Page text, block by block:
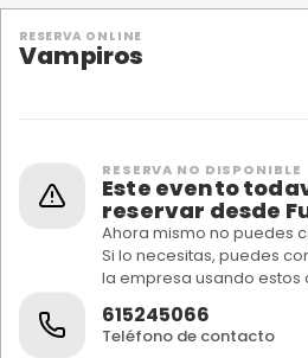
RESERVA ONLINE
Vampiros
RESERVA NO DISPONIBLE
Este evento
reservar desde
Ahora mismo no puedes
Si lo necesitas, puedes
la empresa usando estos
615245066
Teléfono de contacto